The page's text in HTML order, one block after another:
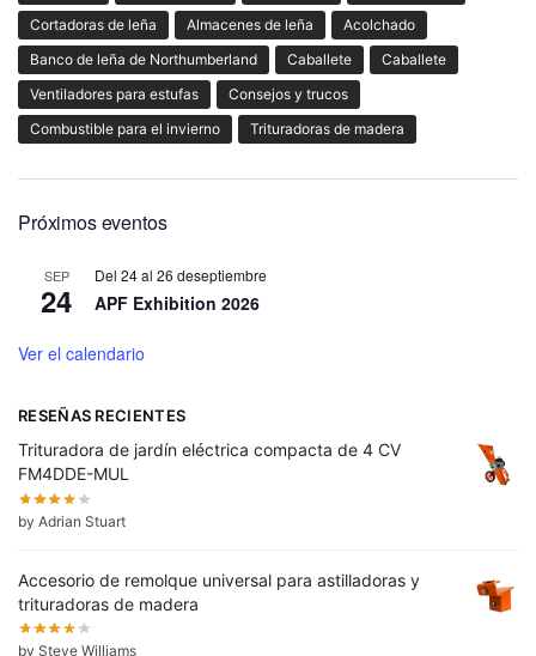
Cortadoras de leña
Almacenes de leña
Acolchado
Banco de leña de Northumberland
Caballete
Caballete
Ventiladores para estufas
Consejos y trucos
Combustible para el invierno
Trituradoras de madera
Próximos eventos
SEP
24
Del 24al 26 deseptiembre
APF Exhibition 2026
Ver el calendario
RESEÑAS RECIENTES
Trituradora de jardín eléctrica compacta de 4 CV
FM4DDE-MUL
by Adrian Stuart
Accesorio de remolque universal para astilladoras y
trituradoras de madera
by Steve Williams